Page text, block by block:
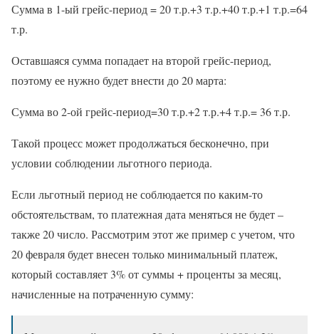
Сумма в 1-ый грейс-период = 20 т.р.+3 т.р.+40 т.р.+1 т.р.=64
т.р.
Оставшаяся сумма попадает на второй грейс-период,
поэтому ее нужно будет внести до 20 марта:
Сумма во 2-ой грейс-период=30 т.р.+2 т.р.+4 т.р.= 36 т.р.
Такой процесс может продолжаться бесконечно, при
условии соблюдении льготного периода.
Если льготный период не соблюдается по каким-то
обстоятельствам, то платежная дата меняться не будет –
также 20 число. Рассмотрим этот же пример с учетом, что
20 февраля будет внесен только минимальный платеж,
который составляет 3% от суммы + проценты за месяц,
начисленные на потраченную сумму: